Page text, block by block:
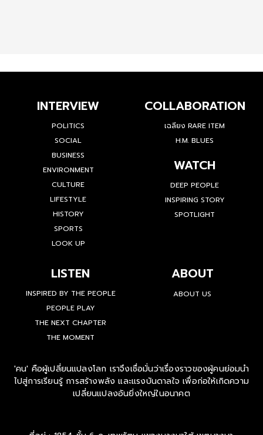
INTERVIEW
POLITICS
SOCIAL
BUSINESS
ENVIRONMENT
CULTURE
LIFESTYLE
HISTORY
SPORTS
LOOK UP
COLLABORATION
เฉลียง RARE ITEM
H.M. BLUES
WATCH
DEEP PEOPLE
INSPIRING STORY
SPOTLIGHT
LISTEN
INSPIRED BY THE PEOPLE
PEOPLE PLAY
THE NEXT CHAPTER
THE MOMENT
ABOUT
ABOUT US
'คน' คือผู้เปลี่ยนแปลงโลก เราจึงเชื่อมั่นว่าเรื่องราวของผู้คนย่อมนำ
ไปสู่การเรียนรู้ การสร้างพลัง และแรงบันดาลใจ เพื่อก่อให้เกิดความ
เปลี่ยนแปลงอันยิ่งใหญ่ในอนาคต